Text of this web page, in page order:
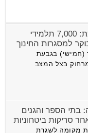
חוזרים לשגרה מבורכת: 7,000 תלמידי
למסגרות החינוך
(חמישי) בגבעת
בצל המצב
בתי הספר והגנים
סריקות ביטחוניות
מקומה לשגרת